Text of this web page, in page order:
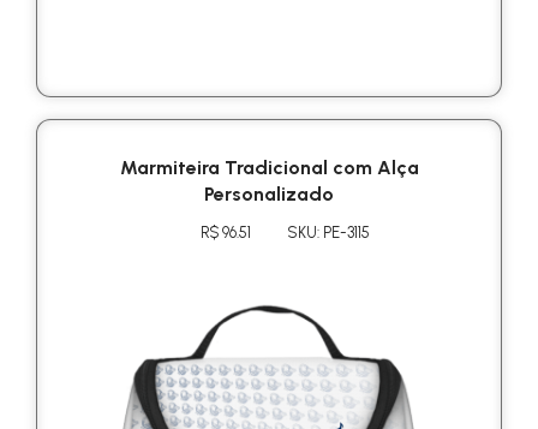
Marmiteira Tradicional com Alça
Personalizado
R$ 96.51 SKU: PE-3115